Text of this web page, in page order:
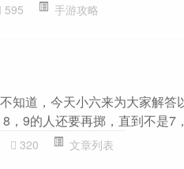
595 手游攻略
知道，今天小六来为大家解
，9的人还要再掷，直到不是7
320 文章列表